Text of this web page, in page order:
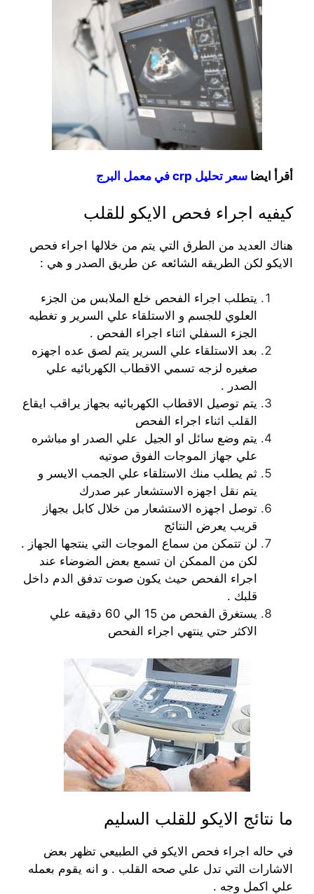
أقرأ ايضا سعر تحليل crp في معمل البرج
كيفيه اجراء فحص الايكو للقلب
هناك العديد من الطرق التي يتم من خلالها اجراء فحص
الايكو لكن الطريقه الشائعه عن طريق الصدر و هي :
يتطلب اجراء الفحص خلع الملابس من الجزء
العلوي للجسم و الاستلقاء علي السرير و تغطيه
الجزء السفلي اثناء اجراء الفحص .
بعد الاستلقاء علي السرير يتم لصق عده اجهزه
صغيره لزجه تسمي الاقطاب الكهربائيه علي
الصدر .
يتم توصيل الاقطاب الكهربائيه بجهاز يراقب ايقاع
القلب اثناء اجراء الفحص
يتم وضع سائل او الجيل علي الصدر او مباشره
علي جهاز الموجات الفوق صوتيه
ثم يطلب منك الاستلقاء علي الجمب الايسر و
يتم نقل اجهزه الاستشعار عبر صدرك
توصل اجهزه الاستشعار من خلال كابل بجهاز
قريب يعرض النتائج
لن تتمكن من سماع الموجات التي ينتجها الجهاز .
لكن من الممكن ان تسمع بعض الضوضاء عند
اجراء الفحص حيث يكون صوت تدفق الدم داخل
قلبك .
يستغرق الفحص من 15 الي 60 دقيقه علي
الاكثر حتي ينتهي اجراء الفحص
ما نتائج الايكو للقلب السليم
في حاله اجراء فحص الايكو في الطبيعي تظهر بعض
الاشارات التي تدل علي صحه القلب . و انه يقوم بعمله
علي اكمل وجه .